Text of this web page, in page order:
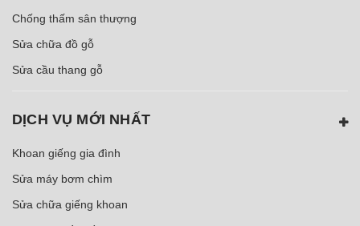
Chống thấm sân thượng
Sửa chữa đồ gỗ
Sửa cầu thang gỗ
DỊCH VỤ MỚI NHẤT
Khoan giếng gia đình
Sửa máy bơm chìm
Sửa chữa giếng khoan